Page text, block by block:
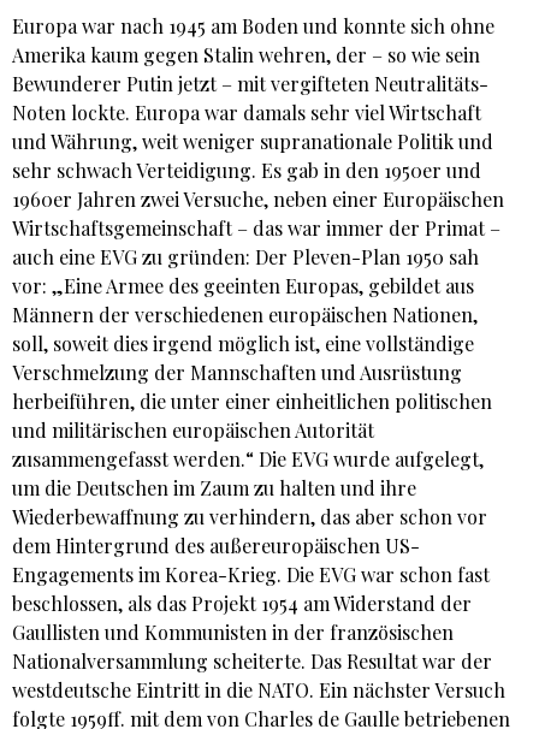
Europa war nach 1945 am Boden und konnte sich ohne
Amerika kaum gegen Stalin wehren, der – so wie sein
Bewunderer Putin jetzt – mit vergifteten Neutralitäts-
Noten lockte. Europa war damals sehr viel Wirtschaft
und Währung, weit weniger supranationale Politik und
sehr schwach Verteidigung. Es gab in den 1950er und
1960er Jahren zwei Versuche, neben einer Europäischen
Wirtschaftsgemeinschaft – das war immer der Primat –
auch eine EVG zu gründen: Der Pleven-Plan 1950 sah
vor: „Eine Armee des geeinten Europas, gebildet aus
Männern der verschiedenen europäischen Nationen,
soll, soweit dies irgend möglich ist, eine vollständige
Verschmelzung der Mannschaften und Ausrüstung
herbeiführen, die unter einer einheitlichen politischen
und militärischen europäischen Autorität
zusammengefasst werden.“ Die EVG wurde aufgelegt,
um die Deutschen im Zaum zu halten und ihre
Wiederbewaffnung zu verhindern, das aber schon vor
dem Hintergrund des außereuropäischen US-
Engagements im Korea-Krieg. Die EVG war schon fast
beschlossen, als das Projekt 1954 am Widerstand der
Gaullisten und Kommunisten in der französischen
Nationalversammlung scheiterte. Das Resultat war der
westdeutsche Eintritt in die NATO. Ein nächster Versuch
folgte 1959ff. mit dem von Charles de Gaulle betriebenen